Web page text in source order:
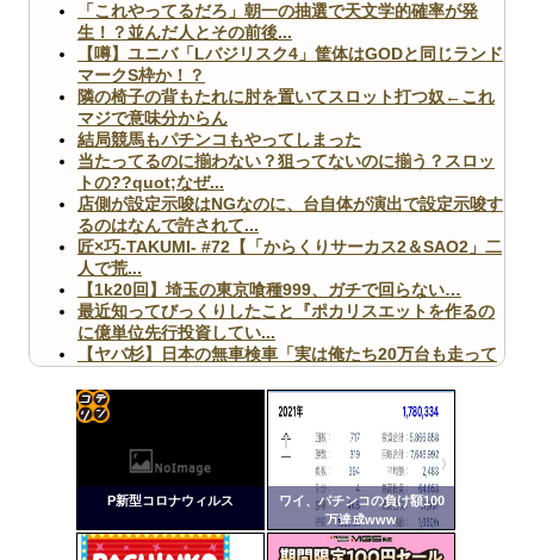
「これやってるだろ」朝一の抽選で天文学的確率が発
生！？並んだ人とその前後...
【噂】ユニバ「Lバジリスク4」筐体はGODと同じランド
マークS枠か！？
隣の椅子の背もたれに肘を置いてスロット打つ奴←これ
マジで意味分からん
結局競馬もパチンコもやってしまった
当たってるのに揃わない？狙ってないのに揃う？スロッ
トの??quot;なぜ...
店側が設定示唆はNGなのに、台自体が演出で設定示唆す
るのはなんで許されて...
匠×巧-TAKUMI- #72【「からくりサーカス2＆SAO2」二
人で荒...
【1k20回】埼玉の東京喰種999、ガチで回らない…
最近知ってびっくりしたこと『ポカリスエットを作るの
に億単位先行投資してい...
【ヤバ杉】日本の無車検車「実は俺たち20万台も走って
【閲覧注意】俺が近くにいると機械が壊れるんだけどさ
【画像】ペプシコーラ社、「こういうのでいいんだよ」
P新型コロナウィルス
ワイ、パチンコの負け額100
万達成www
定リ